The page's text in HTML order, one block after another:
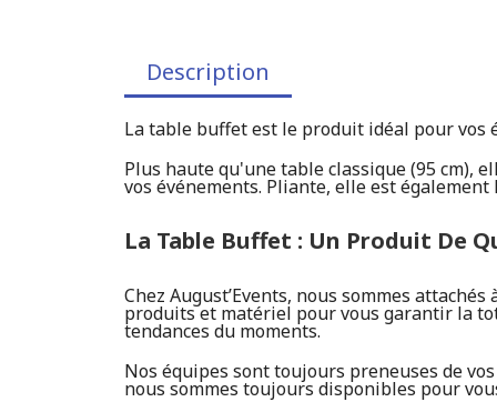
Description
La table buffet est le produit idéal pour vos
Plus haute qu'une table classique (95 cm),
vos événements. Pliante, elle est
La Table Buffet : Un Produit De
Chez August’Events, nous sommes
produits et matériel pour vous garantir la
tendances du moments.
Nos équipes sont toujours preneuses de
nous sommes toujours disponibles pour